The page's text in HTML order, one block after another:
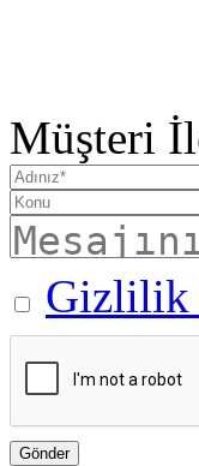
Müşteri
Gizlilik
Gönder